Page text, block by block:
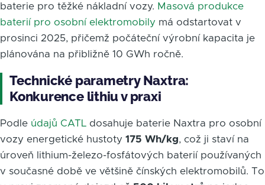
baterie pro těžké nákladní vozy. Masová produkce
baterií pro osobní elektromobily má odstartovat v
prosinci 2025, přičemž počáteční výrobní kapacita je
plánována na přibližně 10 GWh ročně.
Technické parametry Naxtra:
Konkurence lithiu v praxi
Podle údajů CATL dosahuje baterie Naxtra pro osobní
vozy energetické hustoty 175 Wh/kg, což ji staví na
úroveň lithium-železo-fosfátových baterií používaných
v současné době ve většině čínských elektromobilů. To